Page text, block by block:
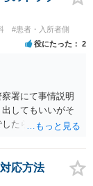
#患者・入所者側
役にたった 2
署にて事情説明
してもいいがそ
たら、あまり結
捜査をするの
らないかもしれ
いる弁護士に相
応方法